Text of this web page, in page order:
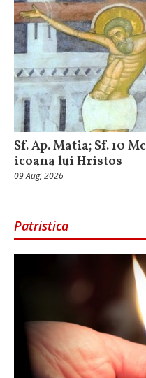
Sf. Ap. Matia; Sf. 10
icoana lui Hristos
09 Aug, 2026
Patristica